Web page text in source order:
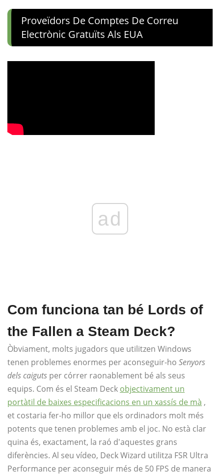
Proveïdors De Comptes De Correu
Electrònic Gratuïts Als EUA
ad
Com funciona tan bé Lords of
the Fallen a Steam Deck?
Òbviament, molts jugadors que utilitzen Windows
tenen problemes enormes per aconseguir-ho Senyors
dels caiguts per córrer raonablement bé als seus
equips. Com és el Steam Deck objectivament un
portàtil de baixes especificacions en un xassís de mà ,
et costaria fer-ho millor que els ordinadors molt més
potents que tenen problemes amb el joc. No està clar
quina és, exactament, la raó d'aquestes grans
diferències. Al seu vídeo, Deck Wizard utilitza FSR Ultra
Performance per aconseguir més de 50 FPS de manera